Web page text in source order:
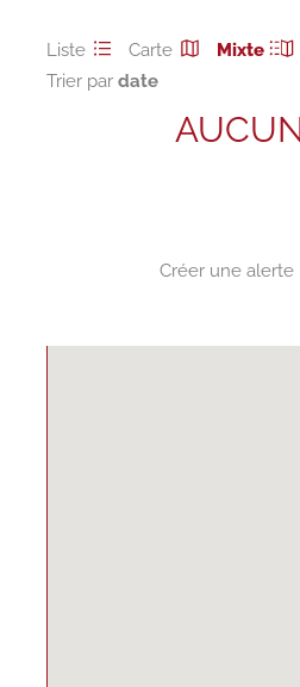
Liste Carte
Mixte
Trier par
Créer une alerte